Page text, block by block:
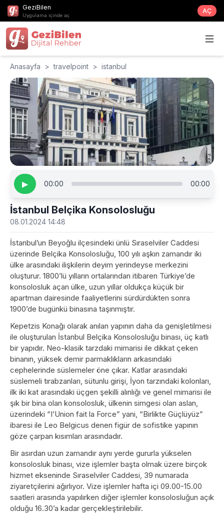
GeziBilen
Uygulama içinde aç
AÇ
Anasayfa > travelpoint > istanbul
▶ 00:00 00:00
İstanbul Belçika Konsolosluğu
08.01.2024 14:48
İstanbul’un Beyoğlu ilçesindeki ünlü Sıraselviler Caddesi
üzerinde Belçika Konsolosluğu, 100 yılı aşkın zamandır iki
ülke arasındaki ilişkilerin deyim yerindeyse merkezini
oluşturur. 1800’lü yılların ortalarından itibaren Türkiye’de
konsolosluk açan ülke, uzun yıllar oldukça küçük bir
apartman dairesinde faaliyetlerini sürdürdükten sonra
1900’de bugünkü binasına taşınmıştır.
Kepetzis Konağı olarak anılan yapının daha da genişletilmesi
ile oluşturulan İstanbul Belçika Konsolosluğu binası, üç katlı
bir yapıdır. Neo-klasik tarzdaki mimarisi ile dikkat çeken
binanın, yüksek demir parmaklıkların arkasındaki
cephelerinde süslemeler öne çıkar. Katlar arasındaki
süslemeli tırabzanları, sütunlu girişi, İyon tarzındaki kolonları,
ilk iki kat arasındaki üçgen şekilli alınlığı ve genel mimarisi ile
şık bir bina olan konsolosluk, ülkenin simgesi olan aslan,
üzerindeki “I’Union fait la Force” yani, “Birlikte Güçlüyüz”
ibaresi ile Leo Belgicus denen figür de sofistike yapının
göze çarpan kısımları arasındadır.
Bir asırdan uzun zamandır aynı yerde gururla yükselen
konsolosluk binası, vize işlemler başta olmak üzere birçok
hizmet ekseninde Sıraselviler Caddesi, 39 numarada
ziyaretçilerini ağırlıyor. Vize işlemler hafta içi 09.00-15.00
saatleri arasında yapılırken diğer işlemler konsolosluğun açık
olduğu 16.30’a kadar gerçekleştirilebilir.